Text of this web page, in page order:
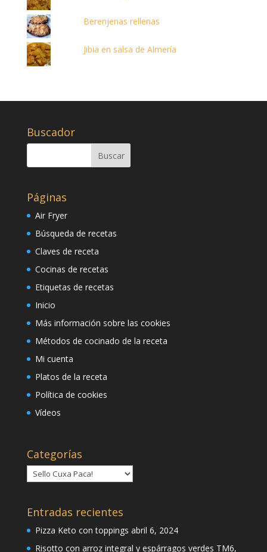
Berenjenas rellenas
Jibia en salsa de Almería
Buscador
Páginas
Air Fryer
Búsqueda de recetas
Claves de receta
Cocinas de recetas
Etiquetas de recetas
Inicio
Más información sobre las cookies
Métodos de cocinado de la receta
Mi cuenta
Platos de la receta
Política de cookies
Vídeos
Categorías
Categorías
Entradas recientes
Pizza Keto con toppings abril 6, 2024
Risotto con arroz integral y espárragos verdes TM6,